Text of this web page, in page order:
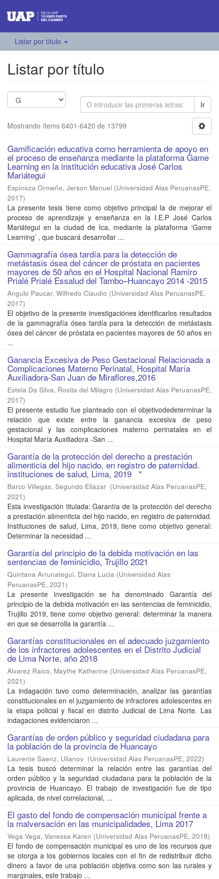
Listar por título
Listar por título
Ir
Mostrando ítems 6401-6420 de 13799
Gamificación educativa como herramienta de apoyo en
el proceso de enseñanza mediante la plataforma Game
Learning en la institución educativa José Carlos
Mariátegui
Espinoza Ormeño, Jerson Manuel (Universidad Alas PeruanasPE,
2017)
La presente tesis tiene como objetivo principal la de mejorar el
proceso de aprendizaje y enseñanza en la I.E.P José Carlos
Mariátegui en la ciudad de Ica, mediante la plataforma ‘Game
Learning’ , que buscará desarrollar ...
Gammagrafía ósea tardía para la detección de
metástasis ósea del cáncer de próstata en pacientes
mayores de 50 años en el Hospital Nacional Ramiro
Prialé Prialé Essalud del Tambo–Huancayo 2014 -2015
Angulo Paucar, Wilfredo Claudio (Universidad Alas PeruanasPE,
2017)
El objetivo de la presente investigaciónes identificarlos resultados
de la gammagrafía ósea tardía para la detección de metástasis
ósea del cáncer de próstata en pacientes mayores de 50 años en
...
Ganancia Excesiva de Peso Gestacional Relacionada a
Complicaciones Materno Perinatal, Hospital María
Auxiliadora-San Juan de Miraflores,2016
Estela Da Silva, Rosita del Milagro (Universidad Alas PeruanasPE,
2017)
El presente estudio fue planteado con el objetivodedeterminar la
relación que existe entre la ganancia excesiva de peso
gestacional y las complicaciones materno perinatales en el
Hospital María Auxiliadora -San ...
Garantía de la protección del derecho a prestación
alimenticia del hijo nacido, en registro de paternidad.
instituciones de salud, Lima, 2019 "
Barco Villegas, Segundo Eliazar (Universidad Alas PeruanasPE,
2021)
Esta investigación titulada: Garantía de la protección del derecho
a prestación alimenticia del hijo nacido, en registro de paternidad.
Instituciones de salud, Lima, 2019, tiene como objetivo general:
Determinar la necesidad ...
Garantía del principio de la debida motivación en las
sentencias de feminicidio, Trujillo 2021
Quintana Arrunategui, Diana Lucia (Universidad Alas
PeruanasPE, 2021)
La presente investigación se ha denominado Garantía del
principio de la debida motivación en las sentencias de feminicidio,
Trujillo 2019, tiene como objetivo general: determinar la manera
en que se desarrolla la garantía ...
Garantías constitucionales en el adecuado juzgamiento
de los infractores adolescentes en el Distrito Judicial
de Lima Norte, año 2018
Alvarez Raico, Maythe Katherine (Universidad Alas PeruanasPE,
2021)
La indagación tuvo como determinación, analizar las garantías
constitucionales en el juzgamiento de infractores adolescentes en
la etapa policial y fiscal en distrito Judicial de Lima Norte. Las
indagaciones evidenciaron ...
Garantías de orden público y seguridad ciudadana para
la población de la provincia de Huancayo
Laurente Saenz, Ulianov (Universidad Alas PeruanasPE, 2022)
La tesis buscó determinar la relación entre las garantías del
orden público y la seguridad ciudadana para la población de la
provincia de Huancayo. El trabajo de investigación fue de tipo
aplicada, de nivel correlacional, ...
El gasto del fondo de compensación municipal frente a
la malversación en las municipalidades, Lima 2017
Vega Vega, Vanessa Karen (Universidad Alas PeruanasPE, 2018)
El fondo de compensación municipal es uno de los recursos que
se otorga a los gobiernos locales con el fin de redistribuir dicho
dinero a favor de una población objetiva como son las rurales y
marginales, este trabajo ...